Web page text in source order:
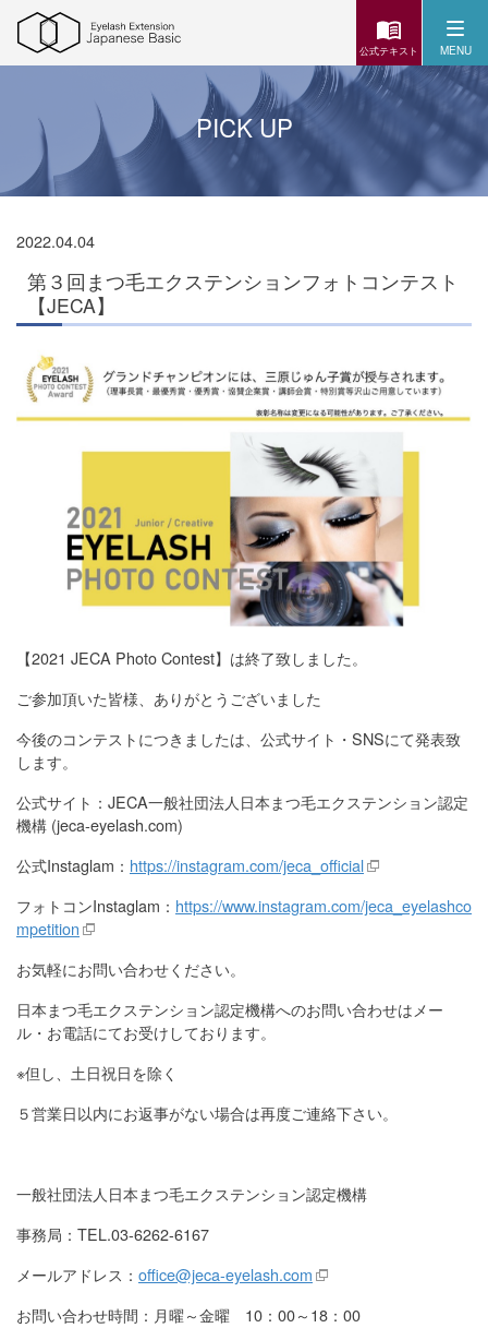
公式テキスト MENU
PICK UP
2022.04.04
第３回まつ毛エクステンションフォトコンテスト
【JECA】
【2021 JECA Photo Contest】は終了致しました。
ご参加頂いた皆様、ありがとうございました
今後のコンテストにつきましたは、公式サイト・SNSにて発表致
します。
公式サイト：JECA一般社団法人日本まつ毛エクステンション認定
機構 (jeca-eyelash.com)
公式Instaglam： https://instagram.com/jeca_official
フォトコンInstaglam： https://www.instagram.com/jeca_eyelashco
mpetition
お気軽にお問い合わせください。
日本まつ毛エクステンション認定機構へのお問い合わせはメー
ル・お電話にてお受けしております。
※但し、土日祝日を除く
５営業日以内にお返事がない場合は再度ご連絡下さい。
一般社団法人日本まつ毛エクステンション認定機構
事務局：TEL.03-6262-6167
メールアドレス： office@jeca-eyelash.com
お問い合わせ時間：月曜～金曜 10：00～18：00